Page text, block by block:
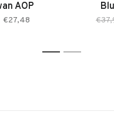
AOP
€27,48
1 2